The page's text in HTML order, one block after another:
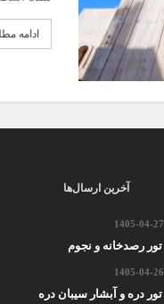
ادامه
آخرین ارسال‌ها
1405-04-27
تور رصدخانه و نجوم
1405-04-26
تور دره و آبشار سیبان دره